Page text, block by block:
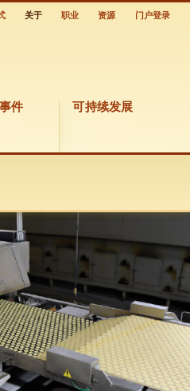
关于 职业 资源 门户登录
件 可持续发展